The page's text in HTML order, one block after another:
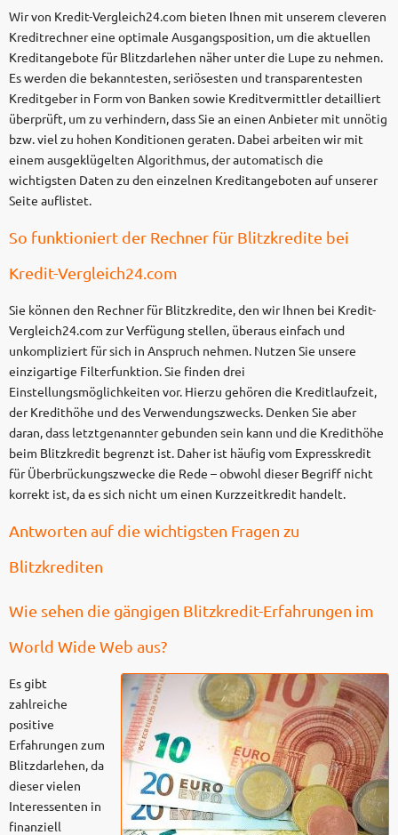
Wir von Kredit-Vergleich24.com bieten Ihnen mit unserem cleveren
Kreditrechner eine optimale Ausgangsposition, um die aktuellen
Kreditangebote für Blitzdarlehen näher unter die Lupe zu nehmen.
Es werden die bekanntesten, seriösesten und transparentesten
Kreditgeber in Form von Banken sowie Kreditvermittler detailliert
überprüft, um zu verhindern, dass Sie an einen Anbieter mit unnötig
bzw. viel zu hohen Konditionen geraten. Dabei arbeiten wir mit
einem ausgeklügelten Algorithmus, der automatisch die
wichtigsten Daten zu den einzelnen Kreditangeboten auf unserer
Seite auflistet.
So funktioniert der Rechner für Blitzkredite bei
Kredit-Vergleich24.com
Sie können den Rechner für Blitzkredite, den wir Ihnen bei Kredit-
Vergleich24.com zur Verfügung stellen, überaus einfach und
unkompliziert für sich in Anspruch nehmen. Nutzen Sie unsere
einzigartige Filterfunktion. Sie finden drei
Einstellungsmöglichkeiten vor. Hierzu gehören die Kreditlaufzeit,
der Kredithöhe und des Verwendungszwecks. Denken Sie aber
daran, dass letztgenannter gebunden sein kann und die Kredithöhe
beim Blitzkredit begrenzt ist. Daher ist häufig vom Expresskredit
für Überbrückungszwecke die Rede – obwohl dieser Begriff nicht
korrekt ist, da es sich nicht um einen Kurzzeitkredit handelt.
Antworten auf die wichtigsten Fragen zu
Blitzkrediten
Wie sehen die gängigen Blitzkredit-Erfahrungen im
World Wide Web aus?
Es gibt
zahlreiche
positive
Erfahrungen zum
Blitzdarlehen, da
dieser vielen
Interessenten in
finanziell